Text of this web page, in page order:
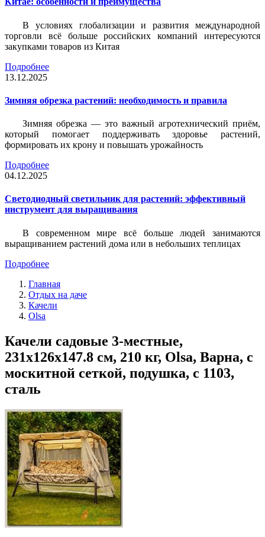
В условиях глобализации и развития международной
торговли всё больше российских компаний интересуются
закупками товаров из Китая
Подробнее
13.12.2025
Зимняя обрезка растений: необходимость и правила
Зимняя обрезка — это важный агротехнический приём,
который помогает поддерживать здоровье растений,
формировать их крону и повышать урожайность
Подробнее
04.12.2025
Светодиодный светильник для растений: эффективный
инструмент для выращивания
В современном мире всё больше людей занимаются
выращиванием растений дома или в небольших теплицах
Подробнее
Главная
Отдых на даче
Качели
Olsa
Качели садовые 3-местные,
231х126х147.8 см, 210 кг, Olsa, Варна, с
москитной сеткой, подушка, с 1103,
сталь